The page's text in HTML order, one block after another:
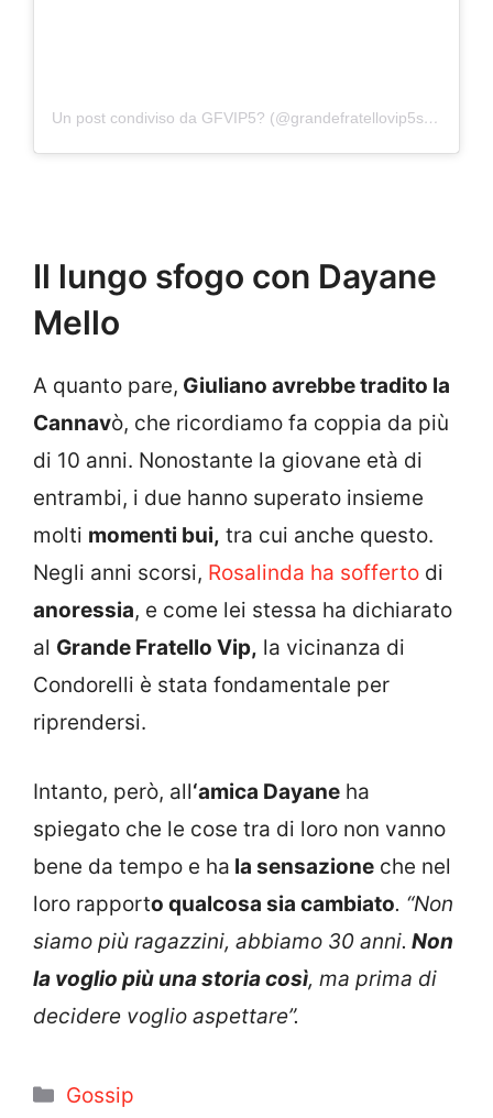
Un post condiviso da GFVIP5? (@grandefratellovip5sondaggi)
Il lungo sfogo con Dayane
Mello
A quanto pare, Giuliano avrebbe tradito la
Cannavò, che ricordiamo fa coppia da più
di 10 anni. Nonostante la giovane età di
entrambi, i due hanno superato insieme
molti momenti bui, tra cui anche questo.
Negli anni scorsi, Rosalinda ha sofferto di
anoressia, e come lei stessa ha dichiarato
al Grande Fratello Vip, la vicinanza di
Condorelli è stata fondamentale per
riprendersi.
Intanto, però, all‘amica Dayane ha
spiegato che le cose tra di loro non vanno
bene da tempo e ha la sensazione che nel
loro rapporto qualcosa sia cambiato. “Non
siamo più ragazzini, abbiamo 30 anni. Non
la voglio più una storia così, ma prima di
decidere voglio aspettare”.
Categorie
Gossip